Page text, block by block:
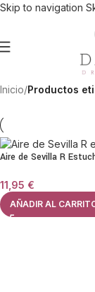
Skip to navigation
Inicio/Productos
Aire de Sevilla R
11,95 €
AÑADIR AL